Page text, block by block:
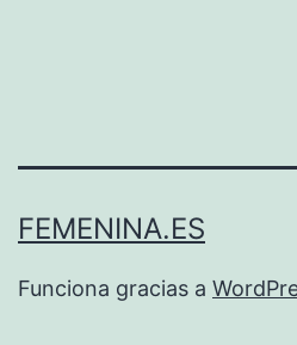
FEMENINA.ES
Funciona gracias a